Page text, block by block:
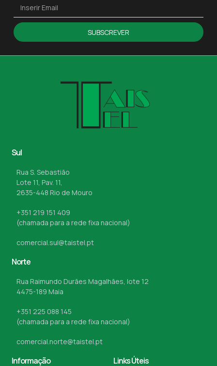
SUBSCREVER
Sul
Rua S. Sebastião
Lote 11, Pav. 11,
2635-448 Rio de Mouro
+351 219 151 409
(chamada para a rede fixa nacional)
comercial.sul@taistel.pt
Norte
Rua Raimundo Durães Magalhães, lote 12
4475-189 Maia
+351 225 088 145
(chamada para a rede fixa nacional)
comercial.norte@taistel.pt
Informação Links Úteis